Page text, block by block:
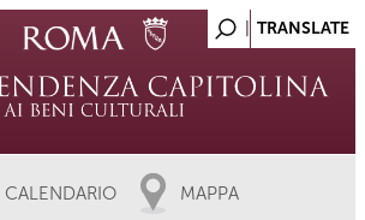
CALENDARIO MAPPA